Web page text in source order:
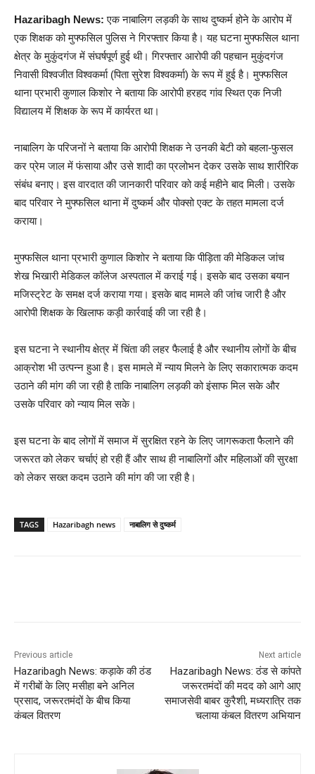
Hazaribagh News: एक नाबालिग लड़की के साथ दुष्कर्म होने के आरोप में
एक शिक्षक को मुफ्फसिल पुलिस ने गिरफ्तार किया है। यह घटना मुफ्फसिल थाना
क्षेत्र के मुकुंदगंज में संघर्षपूर्ण हुई थी। गिरफ्तार आरोपी की पहचान मुकुंदगंज
निवासी विश्वजीत विश्वकर्मा (पिता सुरेश विश्वकर्मा) के रूप में हुई है। मुफ्फसिल
थाना प्रभारी कुणाल किशोर ने बताया कि आरोपी हरहद गांव स्थित एक निजी
विद्यालय में शिक्षक के रूप में कार्यरत था।
नाबालिग के परिजनों ने बताया कि आरोपी शिक्षक ने उनकी बेटी को बहला-फुसल
कर प्रेम जाल में फंसाया और उसे शादी का प्रलोभन देकर उसके साथ शारीरिक
संबंध बनाए। इस वारदात की जानकारी परिवार को कई महीने बाद मिली। उसके
बाद परिवार ने मुफ्फसिल थाना में दुष्कर्म और पोक्सो एक्ट के तहत मामला दर्ज
कराया।
मुफ्फसिल थाना प्रभारी कुणाल किशोर ने बताया कि पीड़िता की मेडिकल जांच
शेख भिखारी मेडिकल कॉलेज अस्पताल में कराई गई। इसके बाद उसका बयान
मजिस्ट्रेट के समक्ष दर्ज कराया गया। इसके बाद मामले की जांच जारी है और
आरोपी शिक्षक के खिलाफ कड़ी कार्रवाई की जा रही है।
इस घटना ने स्थानीय क्षेत्र में चिंता की लहर फैलाई है और स्थानीय लोगों के बीच
आक्रोश भी उत्पन्न हुआ है। इस मामले में न्याय मिलने के लिए सकारात्मक कदम
उठाने की मांग की जा रही है ताकि नाबालिग लड़की को इंसाफ मिल सके और
उसके परिवार को न्याय मिल सके।
इस घटना के बाद लोगों में समाज में सुरक्षित रहने के लिए जागरूकता फैलाने की
जरूरत को लेकर चर्चाएं हो रही हैं और साथ ही नाबालिगों और महिलाओं की सुरक्षा
को लेकर सख्त कदम उठाने की मांग की जा रही है।
TAGS Hazaribagh news नाबालिग से दुष्कर्म
Previous article
Hazaribagh News: कड़ाके की ठंड
में गरीबों के लिए मसीहा बने अनिल
प्रसाद, जरूरतमंदों के बीच किया
कंबल वितरण
Next article
Hazaribagh News: ठंड से कांपते
जरूरतमंदों की मदद को आगे आए
समाजसेवी बाबर कुरैशी, मध्यरात्रि तक
चलाया कंबल वितरण अभियान